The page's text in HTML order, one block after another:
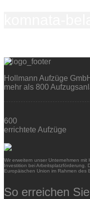
Hollmann Aufzüge
mehr als 800
600
errichtete Aufzüge
Wir erweitern unser Unternehmen mit
Investition bei Arbeitsplatzförderung.
Europäischen Union im Rahmen des
So erreichen